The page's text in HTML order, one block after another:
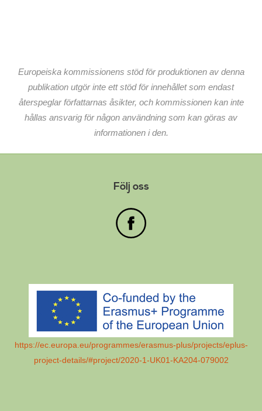
Europeiska kommissionens stöd för produktionen av denna
publikation utgör inte ett stöd för innehållet som endast
återspeglar författarnas åsikter, och kommissionen kan inte
hållas ansvarig för någon användning som kan göras av
informationen i den.
Följ oss
https://ec.europa.eu/programmes/erasmus-plus/projects/eplus-
project-details/#project/2020-1-UK01-KA204-079002